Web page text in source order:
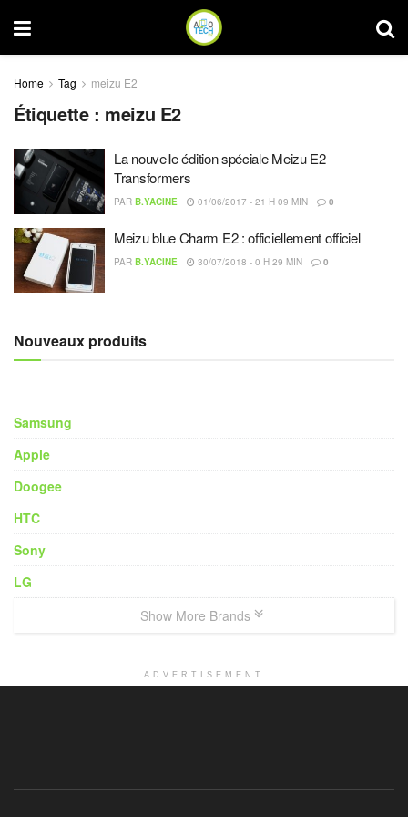
Home Tag meizu E2
Étiquette : meizu E2
La nouvelle édition spéciale Meizu E2
Transformers
PAR B.YACINE 01/06/2017 - 21 H 09 MIN 0
Meizu blue Charm E2 : officiellement officiel
PAR B.YACINE 30/07/2018 - 0 H 29 MIN 0
Nouveaux produits
Samsung
Apple
Doogee
HTC
Sony
LG
Show More Brands
ADVERTISEMENT